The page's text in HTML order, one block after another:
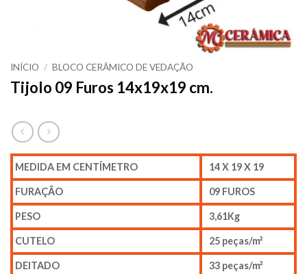
INÍCIO / BLOCO CERÂMICO DE VEDAÇÃO
Tijolo 09 Furos 14x19x19 cm.
MEDIDA EM CENTÍMETRO 14 X 19 X 19
FURAÇÃO 09 FUROS
PESO 3,61Kg
CUTELO 25 peças/m²
DEITADO 33 peças/m²